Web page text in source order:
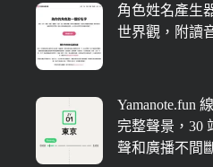
角色姓名產生
世界觀，附讀
Yamanote.fun
完整聲景，30
聲和廣播不間